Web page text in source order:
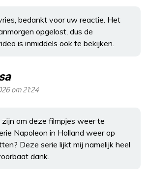
bedankt voor uw reactie. Het
opgelost, dus de
is inmiddels ook te bekijken.
om 21:24
zijn om deze filmpjes weer te
Napoleon in Holland weer op
Deze serie lijkt mij namelijk heel
dank.